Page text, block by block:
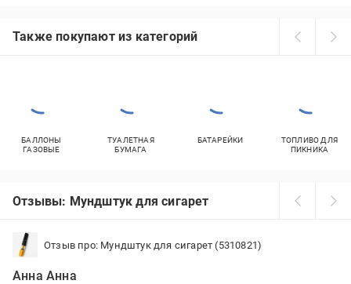
Также покупают из категорий
БАЛЛОНЫ
ГАЗОВЫЕ
ТУАЛЕТНАЯ
БУМАГА
БАТАРЕЙКИ
ТОПЛИВО ДЛЯ
ПИКНИКА
Отзывы: Мундштук для сигарет
Отзыв про: Мундштук для сигарет (5310821)
Анна Анна